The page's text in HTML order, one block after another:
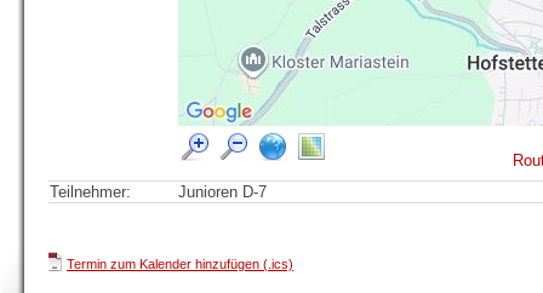
Teilnehmer:
Junioren D-7
Termin zum Kalender hinzufügen (.ics)